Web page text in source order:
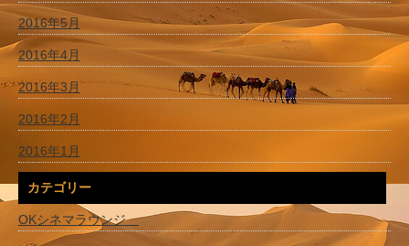
2016年5月
2016年4月
2016年3月
2016年2月
2016年1月
カテゴリー
OKシネマラウンジ